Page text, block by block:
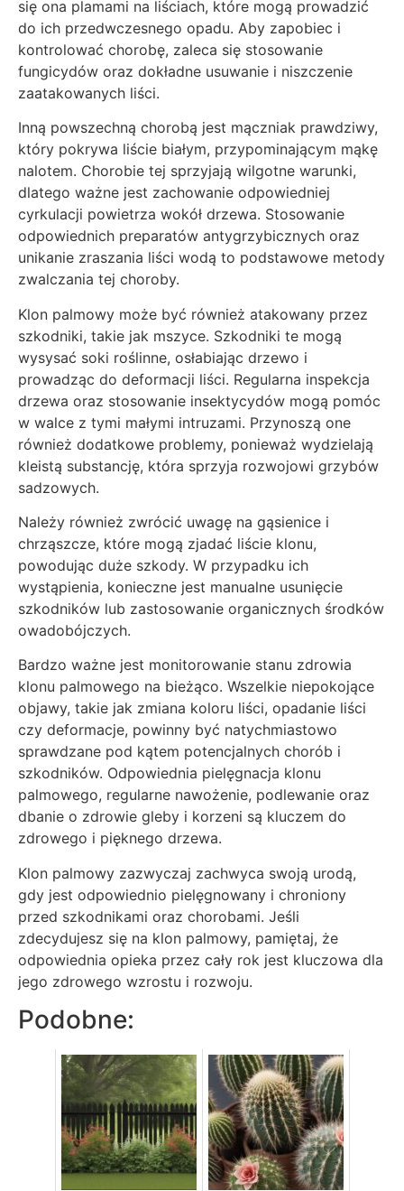
się ona plamami na liściach, które mogą prowadzić
do ich przedwczesnego opadu. Aby zapobiec i
kontrolować chorobę, zaleca się stosowanie
fungicydów oraz dokładne usuwanie i niszczenie
zaatakowanych liści.
Inną powszechną chorobą jest mączniak prawdziwy,
który pokrywa liście białym, przypominającym mąkę
nalotem. Chorobie tej sprzyjają wilgotne warunki,
dlatego ważne jest zachowanie odpowiedniej
cyrkulacji powietrza wokół drzewa. Stosowanie
odpowiednich preparatów antygrzybicznych oraz
unikanie zraszania liści wodą to podstawowe metody
zwalczania tej choroby.
Klon palmowy może być również atakowany przez
szkodniki, takie jak mszyce. Szkodniki te mogą
wysysać soki roślinne, osłabiając drzewo i
prowadząc do deformacji liści. Regularna inspekcja
drzewa oraz stosowanie insektycydów mogą pomóc
w walce z tymi małymi intruzami. Przynoszą one
również dodatkowe problemy, ponieważ wydzielają
kleistą substancję, która sprzyja rozwojowi grzybów
sadzowych.
Należy również zwrócić uwagę na gąsienice i
chrząszcze, które mogą zjadać liście klonu,
powodując duże szkody. W przypadku ich
wystąpienia, konieczne jest manualne usunięcie
szkodników lub zastosowanie organicznych środków
owadobójczych.
Bardzo ważne jest monitorowanie stanu zdrowia
klonu palmowego na bieżąco. Wszelkie niepokojące
objawy, takie jak zmiana koloru liści, opadanie liści
czy deformacje, powinny być natychmiastowo
sprawdzane pod kątem potencjalnych chorób i
szkodników. Odpowiednia pielęgnacja klonu
palmowego, regularne nawożenie, podlewanie oraz
dbanie o zdrowie gleby i korzeni są kluczem do
zdrowego i pięknego drzewa.
Klon palmowy zazwyczaj zachwyca swoją urodą,
gdy jest odpowiednio pielęgnowany i chroniony
przed szkodnikami oraz chorobami. Jeśli
zdecydujesz się na klon palmowy, pamiętaj, że
odpowiednia opieka przez cały rok jest kluczowa dla
jego zdrowego wzrostu i rozwoju.
Podobne: